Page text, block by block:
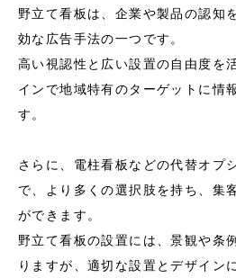
野立て看板は、企業や製品の認知
効な広告手法の一つです。
高い視認性と広い設置の自由度を
インで地域特有のターゲットに情
す。
さらに、電柱看板などの代替オプ
で、より多くの選択肢を持ち、集
ができます。
野立て看板の設置には、景観や条
りますが、適切な設置とデザイン